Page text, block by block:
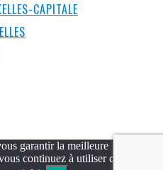
CAPITALE
garantir la meilleure
continuez à utiliser ce site,